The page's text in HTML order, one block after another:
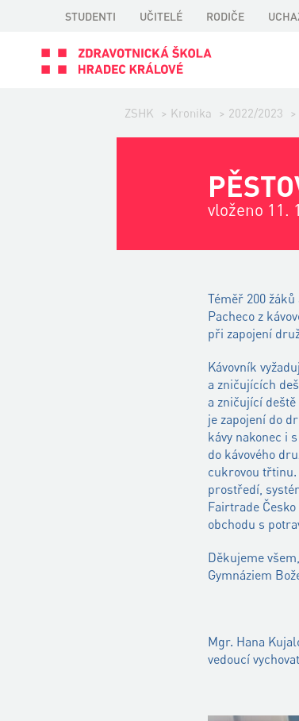
STUDENTI UČITELÉ RODIČE
ZSHK > Kronika > 2022/2023 >
vloženo 11.
Téměř 200
Pacheco z
při zapojení
Kávovník
a zničujících
a zničující
je zapojení do
kávy nakonec i
do kávového
cukrovou třtinu.
prostředí,
Fairtrade
obchodu s
Děkujeme
Gymnáziem
Mgr. Hana
vedoucí